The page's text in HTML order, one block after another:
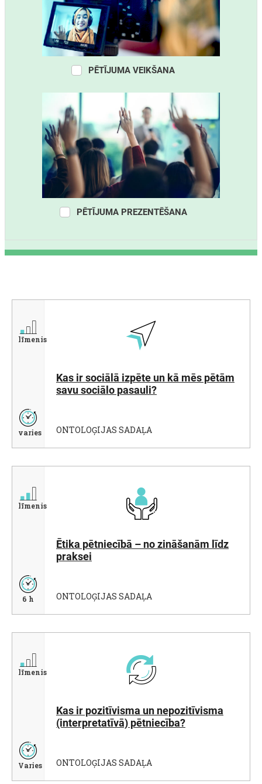
PĒTĪJUMA VEIKŠANA
PĒTĪJUMA PREZENTĒŠANA
līmenis
varies
Kas ir sociālā izpēte un kā mēs pētām
savu sociālo pasauli?
ONTOLOĢIJAS SADAĻA
līmenis
6 h
Ētika pētniecībā – no zināšanām līdz
praksei
ONTOLOĢIJAS SADAĻA
līmenis
Varies
Kas ir pozitīvisma un nepozitīvisma
(interpretatīvā) pētniecība?
ONTOLOĢIJAS SADAĻA